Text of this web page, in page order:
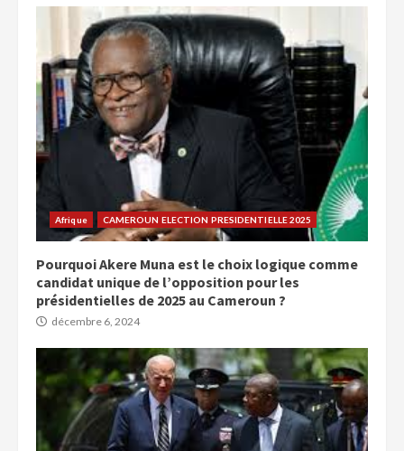
Afrique CAMEROUN ELECTION PRESIDENTIELLE 2025
Pourquoi Akere Muna est le choix logique comme
candidat unique de l’opposition pour les
présidentielles de 2025 au Cameroun ?
décembre 6, 2024